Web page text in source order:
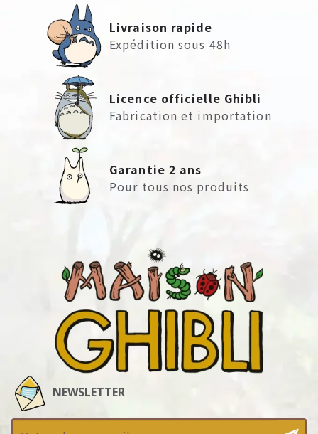
Livraison rapide
Expédition sous 48h
Licence officielle Ghibli
Fabrication et importation
Garantie 2 ans
Pour tous nos produits
NEWSLETTER